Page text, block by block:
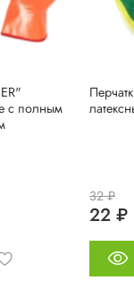
с полным
32 ₽
22 ₽